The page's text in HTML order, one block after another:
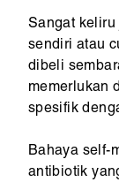
Sangat
sendiri atau
dibeli
memerlukan
spesifik
Bahaya self-
antibiotik